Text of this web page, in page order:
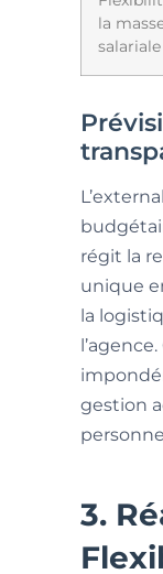
la
salariale
régit la
unique
la
gestion
3.